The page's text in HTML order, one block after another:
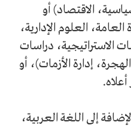
الاقتصاد) أو
العلوم الإدارية،
الاستراتيجية، دراسات
إدارة الأزمات)، أو
إلى اللغة العربية،